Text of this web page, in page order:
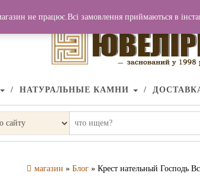
НАТУРАЛЬНЫЕ КАМНИ
магазин » Блог » Крест нательный Господь
не працює.Всі замовлення приймаються в